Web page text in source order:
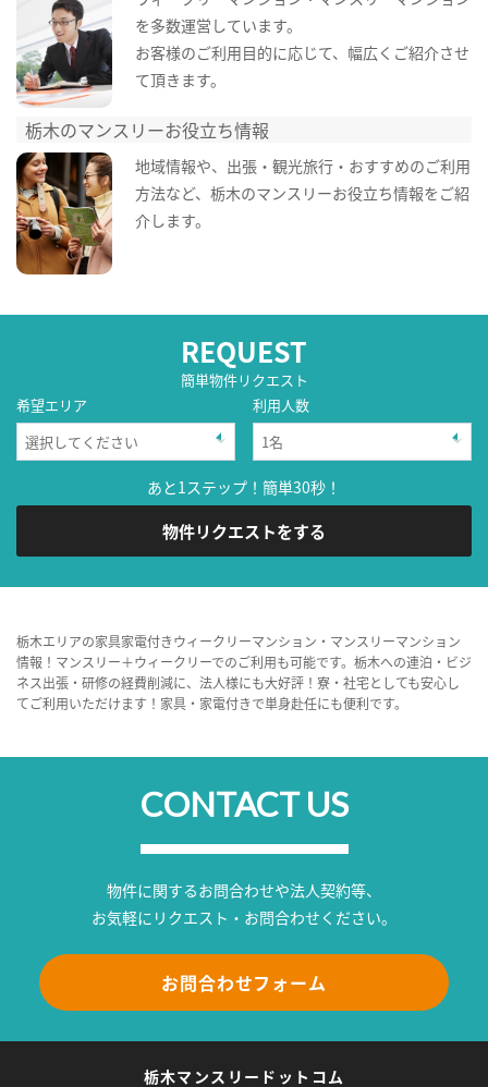
を多数運営しています。
お客様のご利用目的に応じて、幅広くご紹介させ
て頂きます。
栃木のマンスリーお役立ち情報
地域情報や、出張・観光旅行・おすすめのご利用
方法など、栃木のマンスリーお役立ち情報をご紹
介します。
REQUEST
簡単物件リクエスト
希望エリア
利用人数
あと1ステップ！簡単30秒！
物件リクエストをする
栃木エリアの家具家電付きウィークリーマンション・マンスリーマンション
情報！マンスリー＋ウィークリーでのご利用も可能です。栃木への連泊・ビジ
ネス出張・研修の経費削減に、法人様にも大好評！寮・社宅としても安心し
てご利用いただけます！家具・家電付きで単身赴任にも便利です。
CONTACT US
物件に関するお問合わせや法人契約等、
お気軽にリクエスト・お問合わせください。
お問合わせフォーム
栃木マンスリードットコム